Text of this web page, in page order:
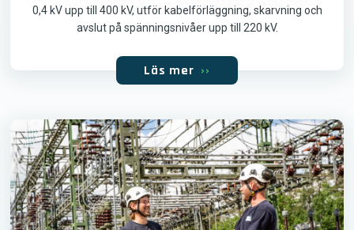
0,4 kV upp till 400 kV, utför kabelförläggning, skarvning och
avslut på spänningsnivåer upp till 220 kV.
Läs mer ››